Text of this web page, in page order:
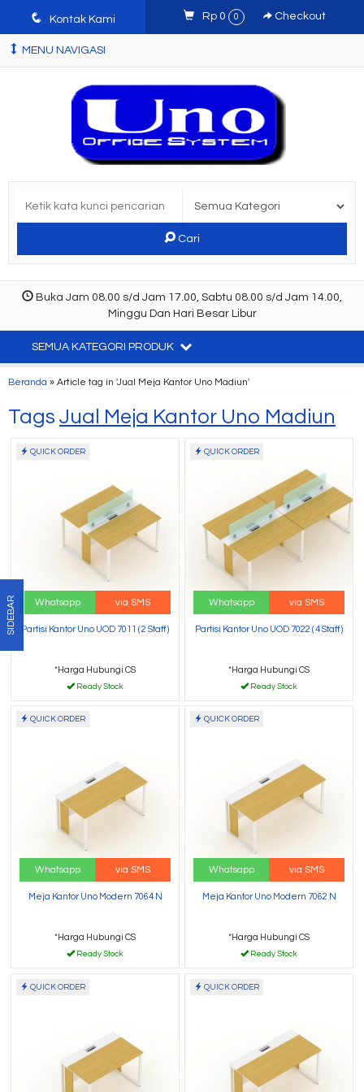
q Kontak Kami Rp 0 0 Checkout
MENU NAVIGASI
Cari
Buka Jam 08.00 s/d Jam 17.00, Sabtu 08.00 s/d Jam 14.00,
Minggu Dan Hari Besar Libur
SEMUA KATEGORI PRODUK
Beranda » Article tag in 'Jual Meja Kantor Uno Madiun'
Tags Jual Meja Kantor Uno Madiun
QUICK ORDER
Whatsapp via SMS
Partisi Kantor Uno UOD 7011 ( 2 Staff )
*Harga Hubungi CS
Ready Stock
QUICK ORDER
Whatsapp via SMS
Partisi Kantor Uno UOD 7022 ( 4 Staff )
*Harga Hubungi CS
Ready Stock
QUICK ORDER
Whatsapp via SMS
Meja Kantor Uno Modern 7064 N
*Harga Hubungi CS
Ready Stock
QUICK ORDER
Whatsapp via SMS
Meja Kantor Uno Modern 7062 N
*Harga Hubungi CS
Ready Stock
QUICK ORDER QUICK ORDER
SIDEBAR